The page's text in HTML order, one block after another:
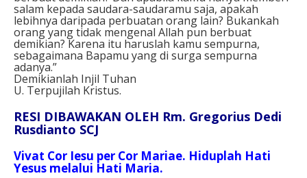
salam kepada saudara-saudaramu saja, apakah
lebihnya daripada perbuatan orang lain? Bukankah
orang yang tidak mengenal Allah pun berbuat
demikian? Karena itu haruslah kamu sempurna,
sebagaimana Bapamu yang di surga sempurna
adanya.”
Demikianlah Injil Tuhan
U. Terpujilah Kristus.
RESI DIBAWAKAN OLEH Rm. Gregorius Dedi
Rusdianto SCJ
Vivat Cor Iesu per Cor Mariae. Hiduplah Hati
Yesus melalui Hati Maria.